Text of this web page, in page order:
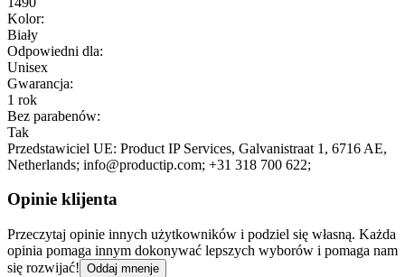
Kolor:
Biały
Odpowiedni dla:
Unisex
Gwarancja:
1 rok
Bez parabenów:
Tak
Przedstawiciel UE: Product IP Services, Galvanistraat 1 , 6716 AE,
Netherlands; info@productip.com; +31 318 700 622;
Opinie klijenta
Przeczytaj opinie innych użytkowników i podziel się własną. Każda
opinia pomaga innym dokonywać lepszych wyborów i pomaga nam
się rozwijać! Oddaj mnenje